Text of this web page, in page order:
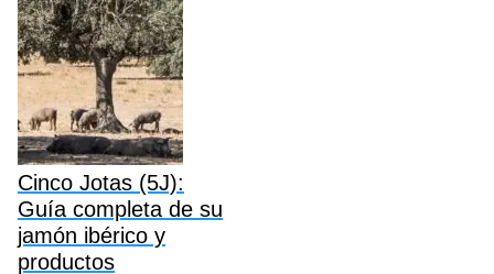
Cinco Jotas (5J):
Guía completa de su
jamón ibérico y
productos